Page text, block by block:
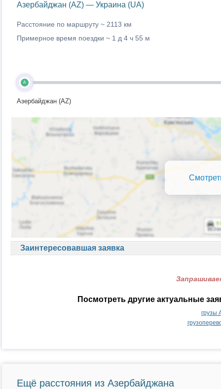
Азербайджан (AZ) — Украина (UA)
Расстояние по маршруту ~ 2113 км
Примерное время поездки ~ 1 д 4 ч 55 м
A
Азербайджан (AZ)
Заинтересовавшая заявка
Посмотреть другие актуальные
грузы
Ещё расстояния из Азербайджана